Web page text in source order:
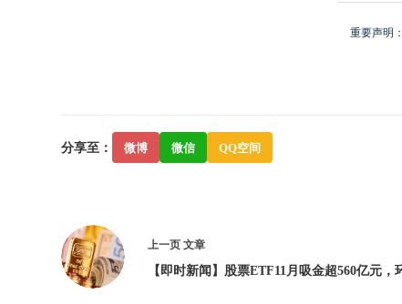
重要声明
分享至： 微博 微信 QQ空间
上一页文章
【即时新闻】股票ETF11月吸金超560亿元，